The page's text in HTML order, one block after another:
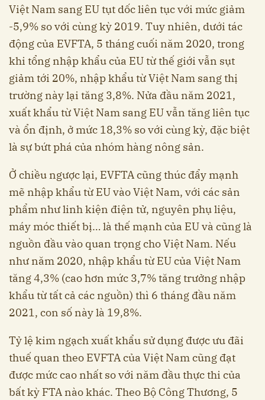
Việt Nam sang EU tụt dốc liên tục với mức giảm
-5,9% so với cùng kỳ 2019. Tuy nhiên, dưới tác
động của EVFTA, 5 tháng cuối năm 2020, trong
khi tổng nhập khẩu của EU từ thế giới vẫn sụt
giảm tới 20%, nhập khẩu từ Việt Nam sang thị
trường này lại tăng 3,8%. Nửa đầu năm 2021,
xuất khẩu từ Việt Nam sang EU vẫn tăng liên tục
và ổn định, ở mức 18,3% so với cùng kỳ, đặc biệt
là sự bứt phá của nhóm hàng nông sản.
Ở chiều ngược lại, EVFTA cũng thúc đẩy mạnh
mẽ nhập khẩu từ EU vào Việt Nam, với các sản
phẩm như linh kiện điện tử, nguyên phụ liệu,
máy móc thiết bị… là thế mạnh của EU và cũng là
nguồn đầu vào quan trọng cho Việt Nam. Nếu
như năm 2020, nhập khẩu từ EU của Việt Nam
tăng 4,3% (cao hơn mức 3,7% tăng trưởng nhập
khẩu từ tất cả các nguồn) thì 6 tháng đầu năm
2021, con số này là 19,8%.
Tỷ lệ kim ngạch xuất khẩu sử dụng được ưu đãi
thuế quan theo EVFTA của Việt Nam cũng đạt
được mức cao nhất so với năm đầu thực thi của
bất kỳ FTA nào khác. Theo Bộ Công Thương, 5